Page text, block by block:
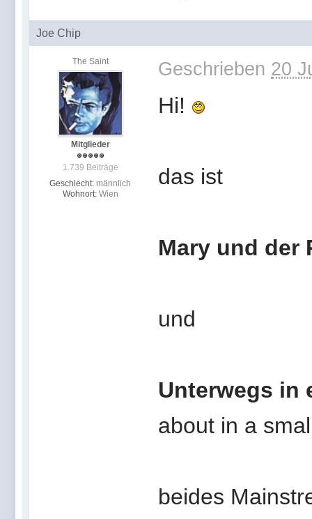
Joe Chip
The Saint
Mitglieder
1.739 Beiträge
Geschlecht: männlich
Wohnort: Wien
Geschrieben 20
Hi!
das ist
Mary und der
und
Unterwegs in
about in a
beides